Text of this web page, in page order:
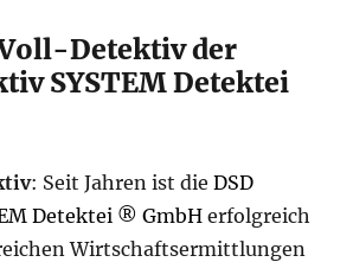
Detektiv der
SYSTEM Detektei
: Seit Jahren ist dieDSD
Detektei ® GmbH erfolgreich
Wirtschaftsermittlungen